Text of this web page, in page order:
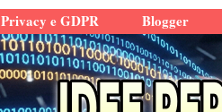
Privacy e GDPR Blogger